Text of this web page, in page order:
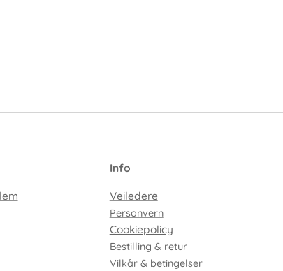
Info
Veiledere
Personvern
Cookiepolicy
Bestilling & retur
Vilkår & betingelser